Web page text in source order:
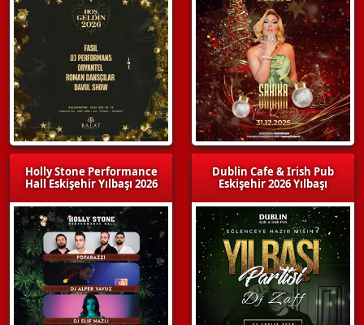
Holly Stone Performance
Hall Eskişehir Yılbaşı 2026
Dublin Cafe & Irish Pub
Eskişehir 2026 Yılbaşı